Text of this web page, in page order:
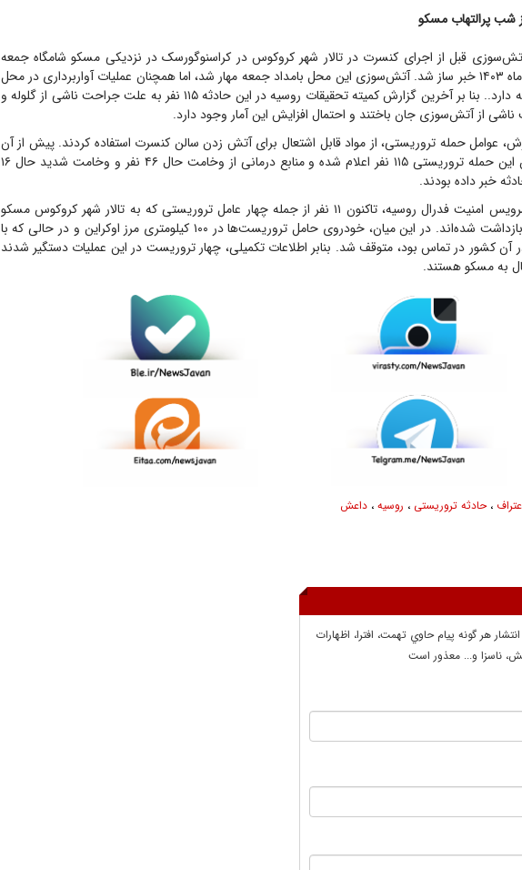
شب پرالتهاب مسکو
قبل از اجرای کنسرت در تالار شهر کروکوس در کراسنوگورسک در نزدیکی مسکو شامگاه جمعه
سوم فروردین‌ماه ۱۴۰۳ خبر ساز شد. آتش‌سوزی این محل بامداد جمعه مهار شد، اما همچنان عملیات آواربرداری در محل
این سالن ادامه دارد.. بنا بر آخرین گزارش کمیته تحقیقات روسیه در این حادثه ۱۱۵ نفر به علت جراحت ناشی از گلوله و
از آتش‌سوزی جان باختند و احتمال افزایش این آمار وجود دارد.
عوامل حمله تروریستی، از مواد قابل اشتعال برای آتش زدن سالن کنسرت استفاده کردند. پیش از آن
آمار مجروحان این حمله تروریستی ۱۱۵ نفر اعلام شده و منابع درمانی از وخامت حال ۴۶ نفر و وخامت شدید حال ۱۶
خبر داده بودند.
بنا بر اعلام سرویس امنیت فدرال روسیه، تاکنون ۱۱ نفر از جمله چهار عامل تروریستی که به تالار شهر کروکوس مسکو
حمله کردند، بازداشت شده‌اند. در این میان، خودروی حامل تروریست‌ها در ۱۰۰ کیلومتری مرز اوکراین و در حالی که با
آن کشور در تماس بود، متوقف شد. بنابر اطلاعات تکمیلی، چهار تروریست در این عملیات دستگیر شدند
به مسکو هستند.
،حادثه تروریستی ، روسیه، داعش
هر گونه پيام حاوي تهمت، افترا، اظهارات
ناسزا و... معذور است